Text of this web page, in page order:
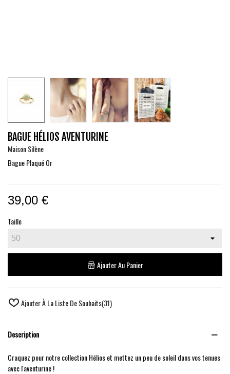
BAGUE HÉLIOS AVENTURINE
Maison Silène
Bague Plaqué Or
39,00 €
Taille
Ajouter Au Panier
Ajouter À La Liste De Souhaits(31)
Description
Craquez pour notre collection Hélios et mettez un peu de soleil dans vos tenues
avec l'aventurine !